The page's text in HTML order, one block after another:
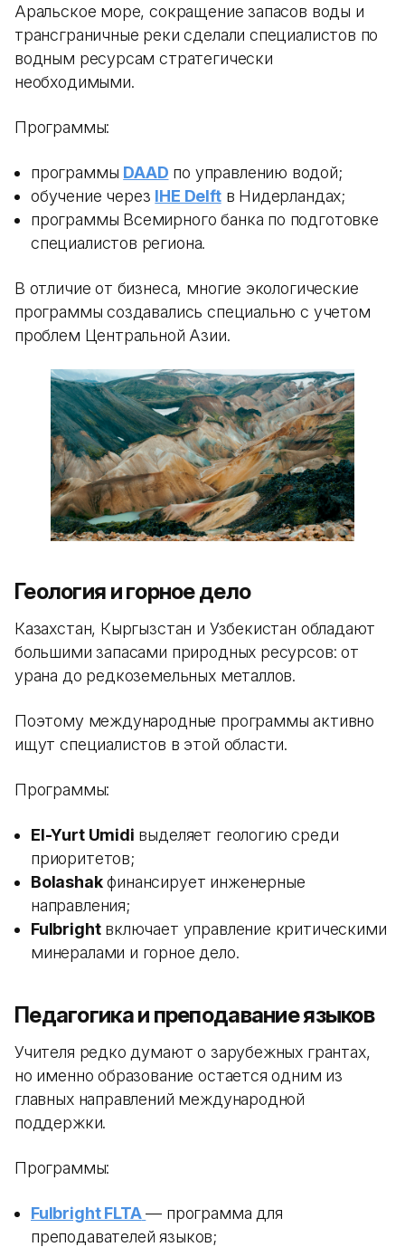
Аральское море, сокращение запасов воды и
трансграничные реки сделали специалистов по
водным ресурсам стратегически
необходимыми.
Программы:
программы DAAD по управлению водой;
обучение через IHE Delftв Нидерландах;
программы Всемирного банка по подготовке
специалистов региона.
В отличие от бизнеса, многие экологические
программы создавались специально с учетом
проблем Центральной Азии.
Геология и горное дело
Казахстан, Кыргызстан и Узбекистан обладают
большими запасами природных ресурсов: от
урана до редкоземельных металлов.
Поэтому международные программы активно
ищут специалистов в этой области.
Программы:
El-Yurt Umidi выделяет геологию среди
приоритетов;
Bolashakфинансирует инженерные
направления;
Fulbrightвключает управление критическими
минералами и горное дело.
Педагогика и преподавание языков
Учителя редко думают о зарубежных грантах,
но именно образование остается одним из
главных направлений международной
поддержки.
Программы:
Fulbright FLTA — программа для
преподавателей языков;